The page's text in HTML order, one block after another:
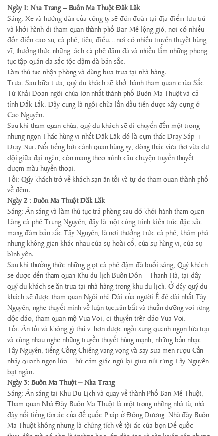
Ngày 1: Nha Trang – Buôn Ma Thuột Đăk Lăk
Sáng: Xe và hướng dẫn của công ty sẽ đón đoàn tại địa điểm lưu trú
và khởi hành đi tham quan thành phố Ban Mê lộng gió, nơi có nhiều
đồn điền cao su, cà phê, tiêu, điều…nơi có nhiều truyền thuyết hùng
vĩ, thưởng thức những tách cà phê đậm đà và nhiều lắm những phong
tục tập quán đa sắc tộc đậm đà bản sắc.
Làm thủ tục nhận phòng và dùng bữa trưa tại nhà hàng.
Trưa: Sau bữa trưa, quý du khách sẽ khởi hành tham quan chùa Sắc
Tứ Khải Đoan ngôi chùa lớn nhất thành phố Buôn Ma Thuột và cả
tỉnh Đắk Lắk. Đây cũng là ngôi chùa lần đầu tiên được xây dựng ở
Cao Nguyên.
Sau khi tham quan chùa, quý du khách sẽ di chuyển đến một trong
những ngọn Thác hùng vĩ nhất Đăk Lăk đó là cụm thác Dray Sáp +
Dray Nur. Nổi tiếng bởi cảnh quan hùng vỹ, dòng thác vừa thơ vừa dữ
dội giữa đại ngàn, còn mang theo mình câu chuyện truyền thuyết
đượm màu huyền thoại.
Tối: Qúy khách trở về khách sạn ăn tối và tự do tham quan thành phố
về đêm.
Ngày 2 : Buôn Ma Thuột Đăk Lăk
Sáng: Ăn sáng và làm thủ tục trả phòng sau đó khởi hành tham quan
Làng cà phê Trung Nguyên, đây là một công trình kiến trúc đặc sắc
mang đậm bản sắc Tây Nguyên, là nơi thưởng thức cà phê, khám phá
những không gian khác nhau của sự hoài cổ, của sự hùng vĩ, của sự
bình yên.
Sau khi thưởng thức những giọt cà phê đậm đà buổi sáng, Quý khách
sẽ được đến tham quan Khu du lịch Buôn Đôn – Thanh Hà, tại đây
quý du khách sẽ ăn trưa tại nhà hàng trong khu du lịch. Ở đây quý du
khách sẽ được tham quan Ngôi nhà Dài của người Ê đê dài nhất Tây
Nguyên, nghe thuyết minh về luận tục,săn bắt và thuần dưỡng voi rừng
độc đáo, tham quan mộ Vua Voi, đi thuyền trên đảo Vua Voi.
Tối: Ăn tối và không gì thú vị hơn được ngồi xung quanh ngọn lửa trại
và cùng nhau nghe những truyền thuyết hùng mạnh, những bản nhạc
Tây Nguyên, tiếng Cồng Chiêng vang vọng và say sưa men rượu Cần
nhảy quanh ngọn lửa. Thử cảm giác ngủ lại giữa núi rừng Tây Nguyên
bạt ngàn.
Ngày 3: Buôn Ma Thuột – Nha Trang
Sáng: Ăn sáng tại Khu Du Lịch và quay về thành Phố Ban Mê Thuột,
Tham quan Nhà Đày Buôn Ma Thuột là một trong những nhà tù, nhà
đày nổi tiếng tàn ác của đế quốc Pháp ở Đông Dương Nhà đày Buôn
Ma Thuột không những là chứng tích về tội ác của bọn Đế quốc –